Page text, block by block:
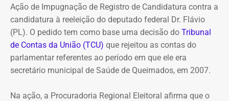
Refit não teria honrado os
pagamentos
O governo também sustenta que os responsáveis pela
Refit descumpriram o parcelamento especial firmado
parcelas deixaram de ser pagas por mais de 90 dias,
Ação de Impugnação de Registro de Candidatura contra a
candidatura à reeleição do deputado federal Dr. Flávio
(PL). O pedido tem como base uma decisão do Tribunal
de Contas da União (TCU) que rejeitou as contas do
parlamentar referentes ao período em que ele era
secretário municipal de Saúde de Queimados, em 2007.
Na ação, a Procuradoria Regional Eleitoral afirma que o